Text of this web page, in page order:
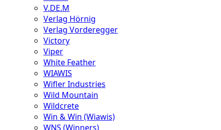
V.DE.M
Verlag Hörnig
Verlag Vorderegger
Victory
Viper
White Feather
WIAWIS
Wifler Industries
Wild Mountain
Wildcrete
Win & Win (Wiawis)
WNS (Winners)